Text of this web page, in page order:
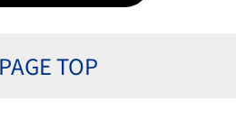
PAGE TOP